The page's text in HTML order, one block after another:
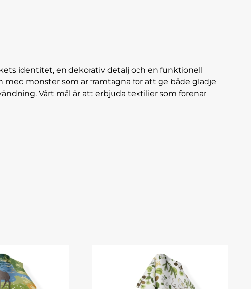
identitet, en dekorativ detalj och en funktionell
med mönster som är framtagna för att ge både glädje
Vårt mål är att erbjuda textilier som förenar